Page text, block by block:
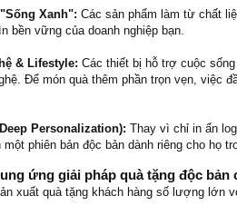
Xanh": Các sản phẩm làm từ chất
bền vững của doanh nghiệp bạn.
& Lifestyle: Các thiết bị hỗ trợ cuộc
Để món quà thêm phần trọn vẹn, việc
Personalization): Thay vì chỉ in ấn
phiên bản độc bản dành riêng cho họ
ứng giải pháp quà tặng độc bản
xuất quà tặng khách hàng số lượng